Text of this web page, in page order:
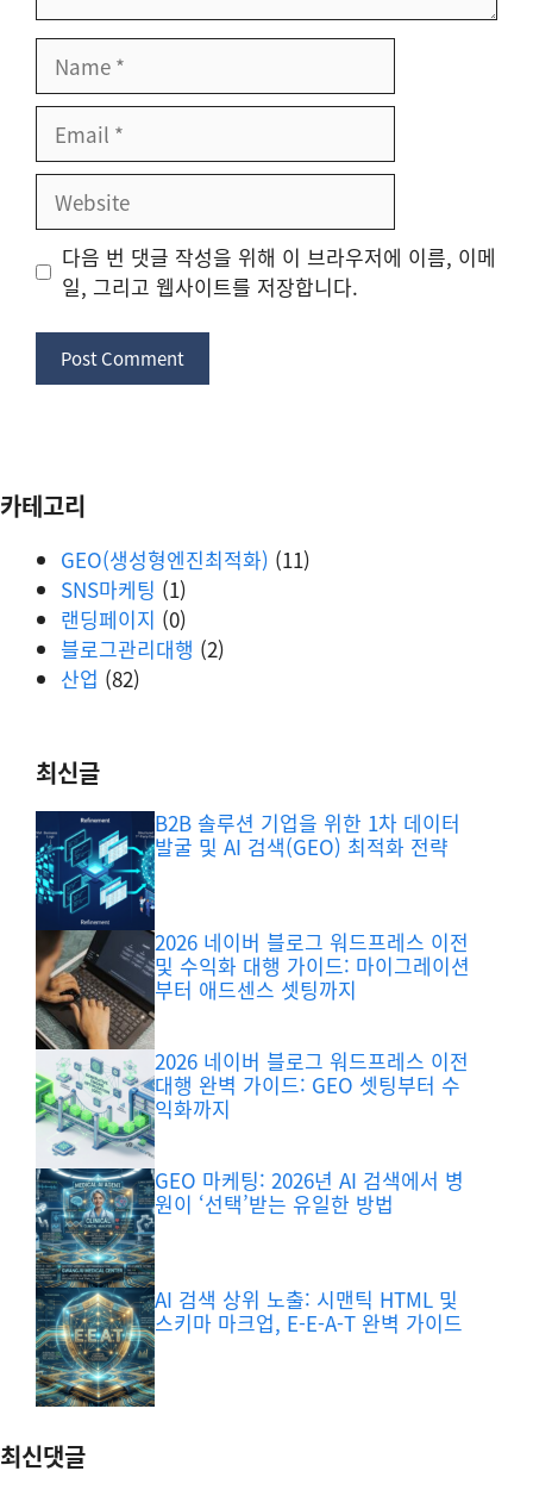
Name
Email
Website
다음 번 댓글 작성을 위해 이 브라우저에 이름, 이메
일, 그리고 웹사이트를 저장합니다.
카테고리
GEO(생성형엔진최적화) (11)
SNS마케팅 (1)
랜딩페이지 (0)
블로그관리대행 (2)
산업 (82)
최신글
B2B 솔루션 기업을 위한 1차 데이터
발굴 및 AI 검색(GEO) 최적화 전략
2026 네이버 블로그 워드프레스 이전
및 수익화 대행 가이드: 마이그레이션
부터 애드센스 셋팅까지
2026 네이버 블로그 워드프레스 이전
대행 완벽 가이드: GEO 셋팅부터 수
익화까지
GEO 마케팅: 2026년 AI 검색에서 병
원이 ‘선택’받는 유일한 방법
AI 검색 상위 노출: 시맨틱 HTML 및
스키마 마크업, E-E-A-T 완벽 가이드
최신댓글